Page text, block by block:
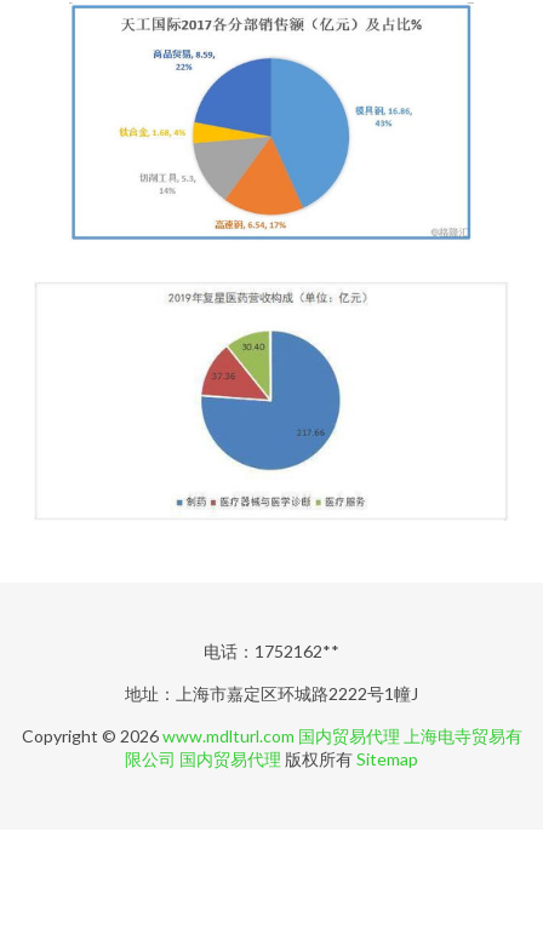
电话：1752162**
地址：上海市嘉定区环城路2222号1幢J
Copyright © 2026www.mdlturl.com 国内贸易代理 上海电寺贸易有
限公司 国内贸易代理 版权所有Sitemap